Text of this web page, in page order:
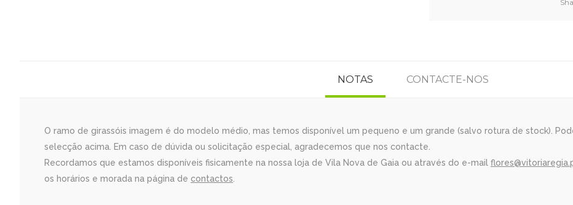
NOTAS CONTACTE-NOS
O ramo de girassóis imagem é do modelo médio, mas temos disponível um pequeno e um grande (salvo rotura de stock).
selecção acima. Em caso de dúvida ou solicitação especial, agradecemos que nos contacte.
Recordamos que estamos disponíveis fisicamente na nossa loja de Vila Nova de Gaia ou através do e-mail
os horários e morada na página de contactos